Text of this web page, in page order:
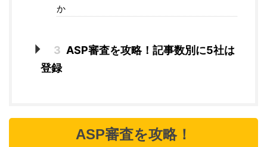
か
3 ASP審査を攻略！記事数別に5社は
登録
ASP審査を攻略！